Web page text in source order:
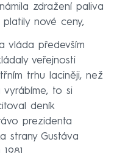
zdražení paliva
nové ceny,
vláda především
veřejnosti
trhu laciněji, než
vyrábíme, to si
deník
prezidenta
strany Gustáva